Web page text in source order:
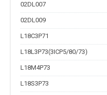
02DL007
02DL009
L18C3P71
L18L3P73(3ICP5/80/73)
L18M4P73
L18S3P73